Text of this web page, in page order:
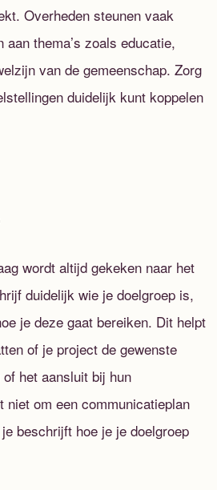
Overheden steunen vaak
thema’s zoals educatie,
van de gemeenschap. Zorg
duidelijk kunt koppelen
wordt altijd gekeken naar het
duidelijk wie je doelgroep is,
je deze gaat bereiken. Dit helpt
of je project de gewenste
het aansluit bij hun
niet om een communicatieplan
beschrijft hoe je je doelgroep